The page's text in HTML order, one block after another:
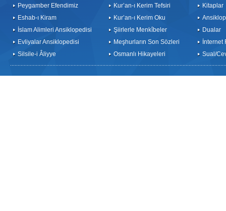
Peygamber Efendimiz
Eshab-ı Kiram
İslam Alimleri Ansiklopedisi
Evliyalar Ansiklopedisi
Silsile-i Âliyye
Kur’an-ı Kerim Tefsiri
Kur’an-ı Kerim Oku
Şiirlerle Menkîbeler
Meşhurların Son Sözleri
Osmanlı Hikayeleri
Kitaplar
Dualar
İnternet
Sual/